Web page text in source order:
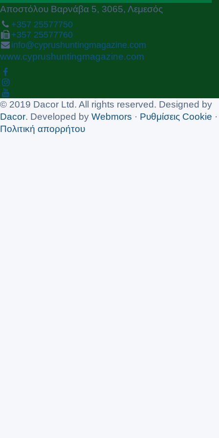
Αποστόλου Βαρνάβα 5, 3065, Λεμεσός
+357 25577750
+357 25577760
info@cyprushuntingmagazine.com
www.cyprushuntingmagazine.com
© 2019 Dacor Ltd. All rights reserved. Designed by
Dacor. Developed by Webmors · Ρυθμίσεις Cookie ·
Πολιτική απορρήτου